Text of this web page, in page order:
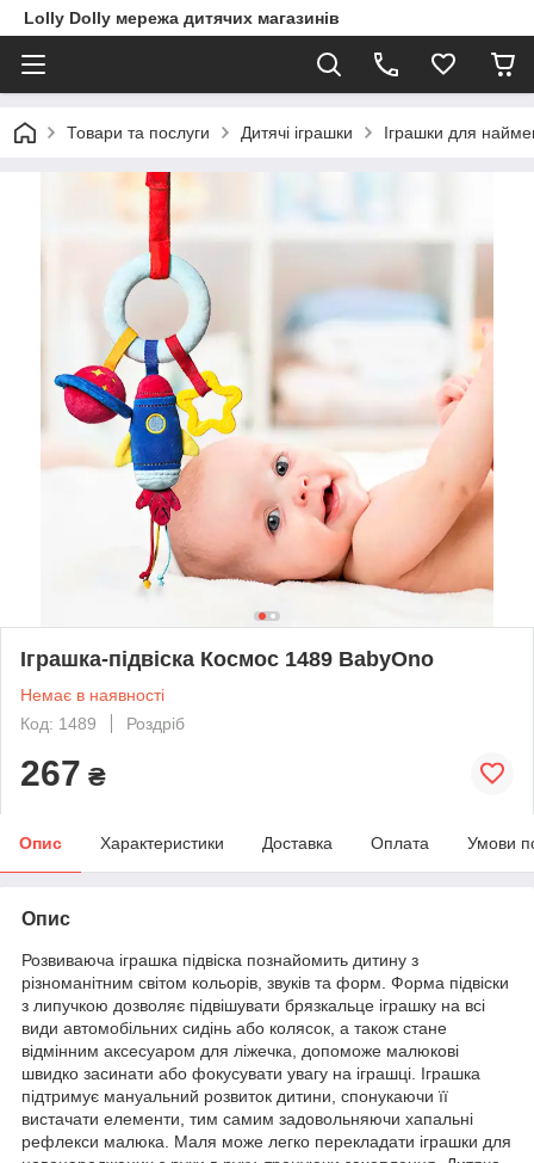
Lolly Dolly мережа дитячих магазинів
Товари та послуги Дитячі іграшки Іграшки для
Іграшка-підвіска Космос 1489 BabyOno
Немає в наявності
Код: 1489
Роздріб
267 ₴
Опис Характеристики Доставка Оплата Умови
Опис
Розвиваюча іграшка підвіска познайомить дитину з
різноманітним світом кольорів, звуків та форм. Форма підвіски
з липучкою дозволяє підвішувати брязкальце іграшку на всі
види автомобільних сидінь або колясок, а також стане
відмінним аксесуаром для ліжечка, допоможе малюкові
швидко засинати або фокусувати увагу на іграшці. Іграшка
підтримує мануальний розвиток дитини, спонукаючи її
вистачати елементи, тим самим задовольняючи хапальні
рефлекси малюка. Маля може легко перекладати іграшки для